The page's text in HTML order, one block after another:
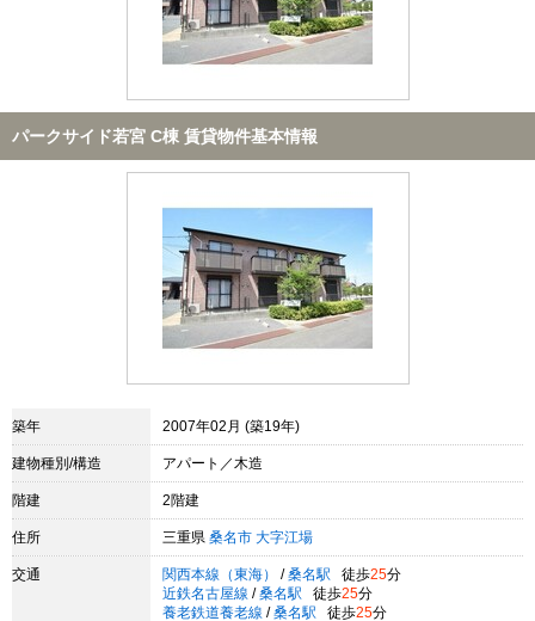
パークサイド若宮 C棟 賃貸物件基本情報
築年 2007年02月 (築19年)
建物種別/構造 アパート／木造
階建 2階建
住所 三重県 桑名市 大字江場
交通 関西本線（東海） / 桑名駅 徒歩25分
近鉄名古屋線 / 桑名駅 徒歩25分
養老鉄道養老線 / 桑名駅 徒歩25分